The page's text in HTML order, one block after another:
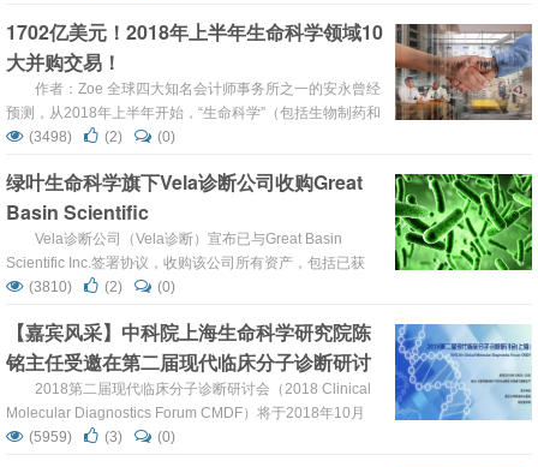
54岁，主任医师、教授、博士生导师，现为生物芯片上海国
家工程研究中心主任、上海生物芯片有限公司副总裁、上海
芯超生物科技有限公司总裁。...
1702亿美元！2018年上半年生命科学领域10
大并购交易！
作者：Zoe 全球四大知名会计师事务所之一的安永曾经
预测，从2018年上半年开始，“生命科学”（包括生物制药和
医疗技术领域）的兼并和收购（M＆A）数量将远远超过去
相比，2018年1月至5月期间生物技术交易数量增加了一倍
以上，由21...
(3498) (2) (0)
绿叶生命科学旗下Vela诊断公司收购Great
Basin Scientific
Vela诊断公司（Vela诊断）宣布已与Great Basin
Scientific Inc.签署协议，收购该公司所有资产，包括已获
FDA认证的用于多重诊断平台的6大微生物检测产品，以及
于新加坡，是全球领先的分子诊断自动化解决方案生产商，
隶属于绿叶生命科学集团旗下。 Great Basin Scientific...
(3810) (2) (0)
【嘉宾风采】中科院上海生命科学研究院陈
铭主任受邀在第二届现代临床分子诊断研讨
会做主题报告！
2018第二届现代临床分子诊断研讨会（2018 Clinical
Molecular Diagnostics Forum CMDF）将于2018年10月
26-28日在复旦大学附属中山医院隆重举行！ 陈铭主任 陈铭
(5959) (3) (0)